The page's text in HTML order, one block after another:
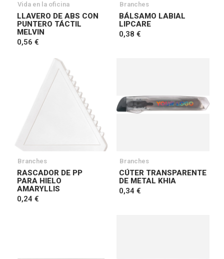
Vida en la oficina
LLAVERO DE ABS CON
PUNTERO TÁCTIL
MELVIN
0,56 €
Branches
BÁLSAMO LABIAL
LIPCARE
0,38 €
Branches
RASCADOR DE PP
PARA HIELO
AMARYLLIS
0,24 €
Branches
CÚTER TRANSPARENTE
DE METAL KHIA
0,34 €